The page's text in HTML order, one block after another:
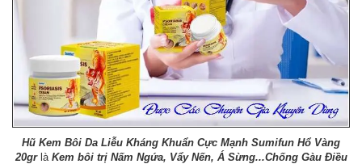
Hũ Kem Bôi Da Liễu Kháng Khuẩn Cực Mạnh Sumifun Hổ Vàng
20gr là Kem bôi trị Nấm Ngứa, Vẩy Nến, Á Sừng...Chống Gàu Điều